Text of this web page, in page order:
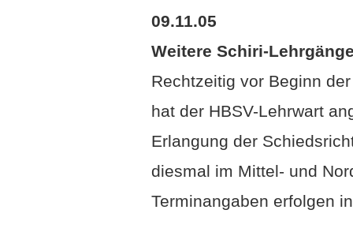
09.11.05
Weitere Schiri-
Rechtzeitig vor Beginn
hat der HBSV-Lehrwart
Erlangung der
diesmal im Mittel- und
Terminangaben erfolgen